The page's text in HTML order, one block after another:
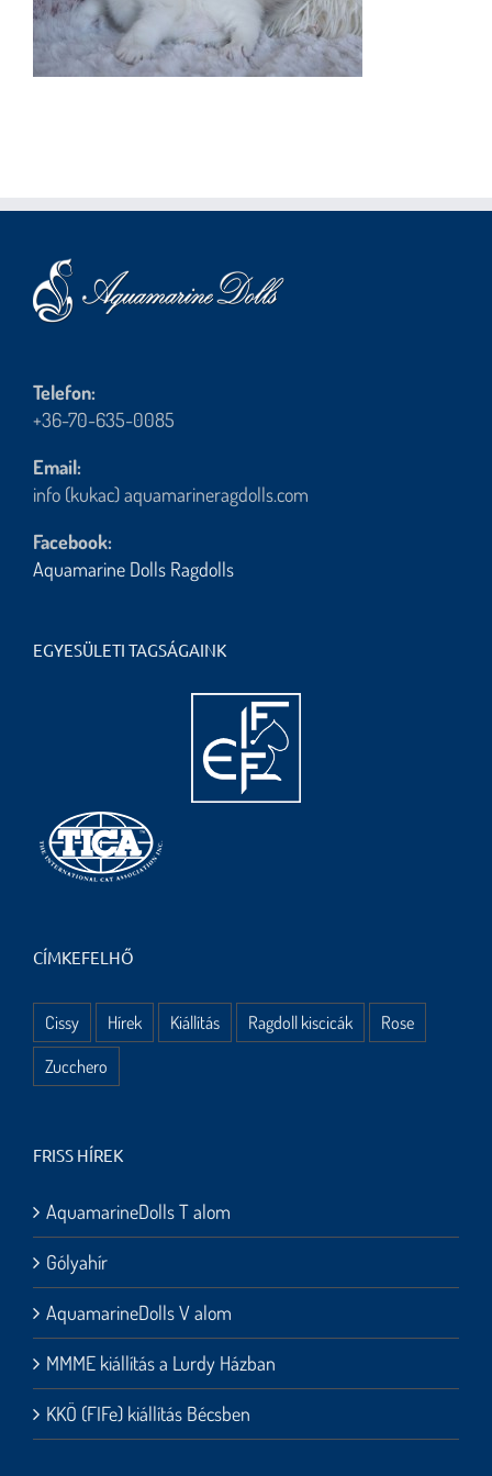
Telefon:
+36-70-635-0085
Email:
info (kukac) aquamarineragdolls.com
Facebook:
Aquamarine Dolls Ragdolls
EGYESÜLETI TAGSÁGAINK
CÍMKEFELHŐ
Cissy Hírek Kiállítás Ragdoll kiscicák
Rose
Zucchero
FRISS HÍREK
AquamarineDolls T alom
Gólyahír
AquamarineDolls V alom
MMME kiállítás a Lurdy Házban
KKÖ (FIFe) kiállítás Bécsben